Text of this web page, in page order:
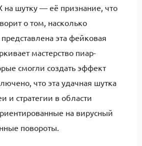
на шутку — её признание, что
о том, насколько
эта фейковая
мастерство пиар-
смогли создать эффект
что эта удачная шутка
и стратегии в области
на вирусный
повороты.